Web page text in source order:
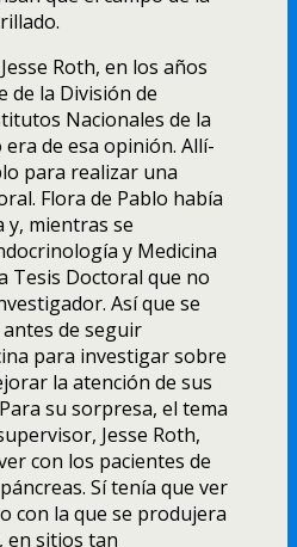
Roth, en los años
de la División de
Nacionales de la
era de esa opinión. Allí­
para realizar una
Flora de Pablo habí­a
y, mientras se
y Medicina
Tesis Doctoral que no
Así­ que se
de seguir
para investigar sobre
la atención de sus
su sorpresa, el tema
Jesse Roth,
con los pacientes de
Sí­ tení­a que ver
con la que se produjera
en sitios tan